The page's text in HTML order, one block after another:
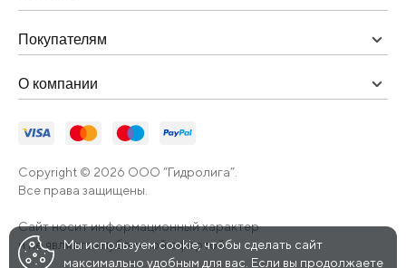
Покупателям
О компании
Copyright © 2026 ООО “Гидролига”.
Все права защищены.
Сайт носит информационный характер
и не является публичной офертой.
Мы используем cookie, чтобы сделать сайт
максимально удобным для вас. Если вы продолжаете